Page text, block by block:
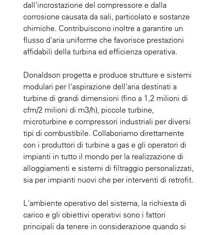
dall'incrostazione del compressore e dalla
corrosione causata da sali, particolato e sostanze
chimiche. Contribuiscono inoltre a garantire un
flusso d'aria uniforme che favorisce prestazioni
affidabili della turbina ed efficienza operativa.
Donaldson progetta e produce strutture e sistemi
modulari per l'aspirazione dell'aria destinati a
turbine di grandi dimensioni (fino a 1,2 milioni di
cfm/2 milioni di m3/h), piccole turbine,
microturbine e compressori industriali per diversi
tipi di combustibile. Collaboriamo direttamente
con i produttori di turbine a gas e gli operatori di
impianti in tutto il mondo per la realizzazione di
alloggiamenti e sistemi di filtraggio personalizzati,
sia per impianti nuovi che per interventi di retrofit.
L'ambiente operativo del sistema, la richiesta di
carico e gli obiettivi operativi sono i fattori
principali da tenere in considerazione quando si